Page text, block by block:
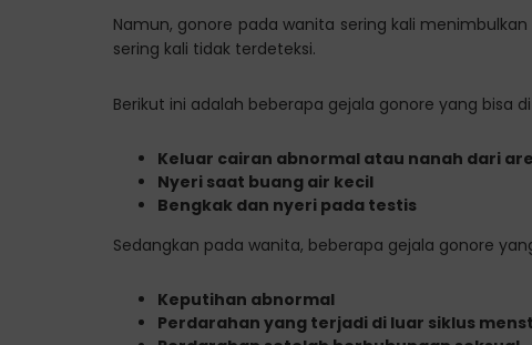
Namun, gonore pada wanita sering kali
sering kali tidak terdeteksi.
Berikut ini adalah beberapa gejala gonore yang bisa
Keluar cairan abnormal atau nanah dari
Nyeri saat buang air kecil
Bengkak dan nyeri pada testis
Sedangkan pada wanita, beberapa gejala gonore
Keputihan abnormal
Perdarahan yang terjadi di luar siklus